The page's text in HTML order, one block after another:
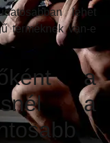
lehet
terméknek van-e
a
a